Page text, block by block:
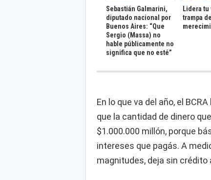
Sebastián Galmarini,
diputado nacional por
Buenos Aires: “Que
Sergio (Massa) no
hable públicamente no
significa que no esté”
Lidera tu
trampa del
En lo que va del año, el
que la cantidad de dinero
$1.000.000 millón, porque
intereses que pagás. A
magnitudes, deja sin crédito